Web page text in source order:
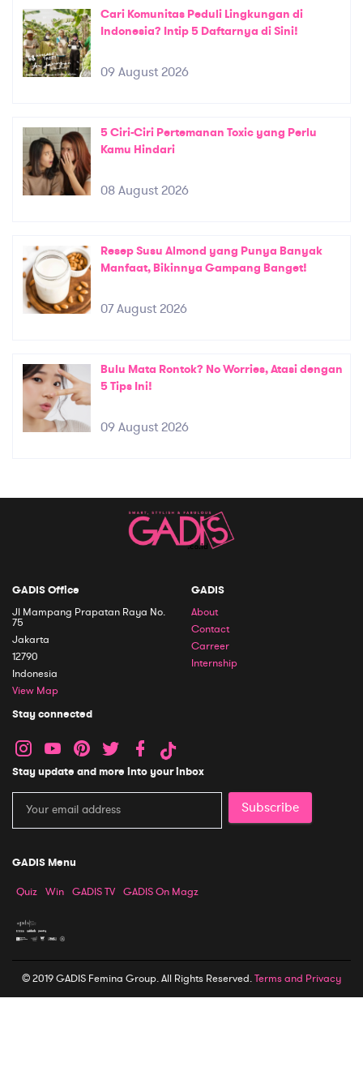
Cari Komunitas Peduli Lingkungan di
Indonesia? Intip 5 Daftarnya di Sini!
09 August 2026
5 Ciri-Ciri Pertemanan Toxic yang Perlu
Kamu Hindari
08 August 2026
Resep Susu Almond yang Punya Banyak
Manfaat, Bikinnya Gampang Banget!
07 August 2026
Bulu Mata Rontok? No Worries, Atasi dengan
5 Tips Ini!
09 August 2026
GADIS Office
Jl Mampang Prapatan Raya No.
75
Jakarta
12790
Indonesia
View Map
GADIS
About
Contact
Carreer
Internship
Stay connected
Stay update and more into your inbox
Subscribe
GADIS Menu
Quiz Win GADIS TV GADIS On Magz
© 2019 GADIS Femina Group. All Rights Reserved.Terms and Privacy